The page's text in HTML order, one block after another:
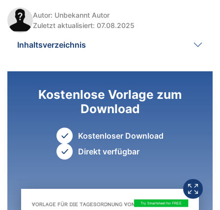
Autor: Unbekannt Autor
Zuletzt aktualisiert: 07.08.2025
Inhaltsverzeichnis
Kostenlose Vorlage zum
Download
Kostenloser Download
Direkt verfügbar